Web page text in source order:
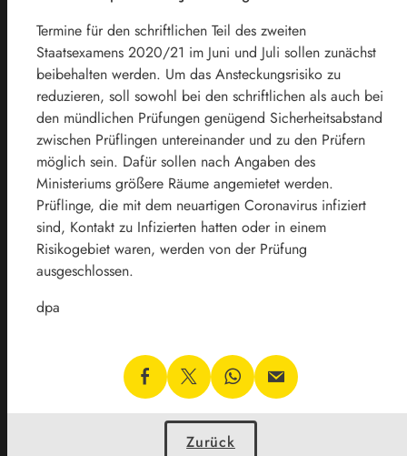
Termine für den schriftlichen Teil des zweiten
Staatsexamens 2020/21 im Juni und Juli sollen zunächst
beibehalten werden. Um das Ansteckungsrisiko zu
reduzieren, soll sowohl bei den schriftlichen als auch bei
den mündlichen Prüfungen genügend Sicherheitsabstand
zwischen Prüflingen untereinander und zu den Prüfern
möglich sein. Dafür sollen nach Angaben des
Ministeriums größere Räume angemietet werden.
Prüflinge, die mit dem neuartigen Coronavirus infiziert
sind, Kontakt zu Infizierten hatten oder in einem
Risikogebiet waren, werden von der Prüfung
ausgeschlossen.
dpa
Zurück